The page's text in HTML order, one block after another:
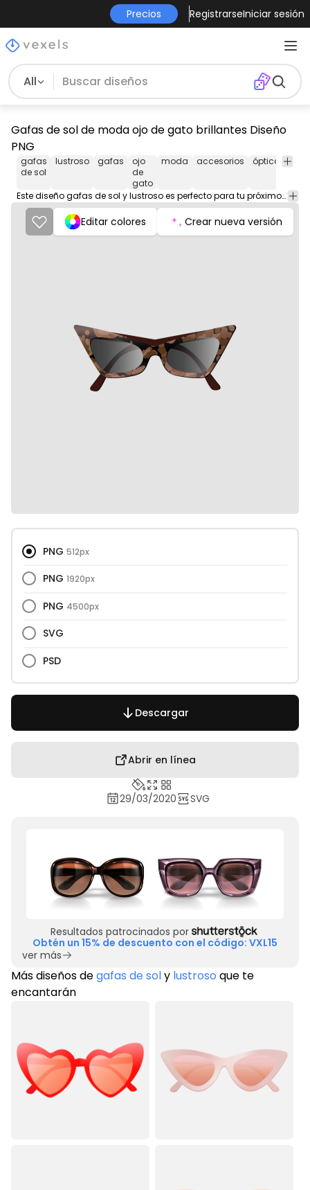
Precios RegistrarseIniciar sesión
All
Gafas de sol de moda ojo de gato brillantes Diseño
PNG
gafas
de sol
lustroso gafas
ojo
de
gato
moda accesorios óptico vista
Este diseño gafas de sol y lustroso es perfecto para tu próximo proyecto. Úsalo en productos de merchandising, sitios web, redes sociales y más. ¡Te encantará!
Editar colores Crear nueva versión
PNG 512px
PNG 1920px
PNG 4500px
SVG
PSD
Descargar
Abrir en línea
29/03/2020 SVG
Resultados patrocinados por
Obtén un 15% de descuento con el código: VXL15
ver más
Más diseños degafas de soly lustroso que te
encantarán